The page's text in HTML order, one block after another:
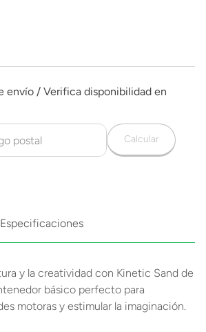
Calcular
Especificaciones
y la creatividad con Kinetic Sand de
básico perfecto para
motoras y estimular la imaginación.